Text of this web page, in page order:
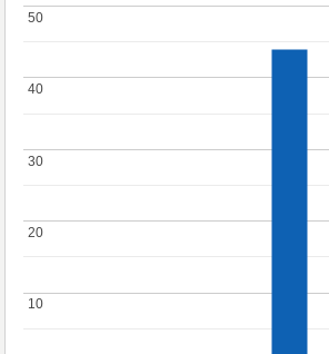
10
10
20
20
30
30
40
40
50
50